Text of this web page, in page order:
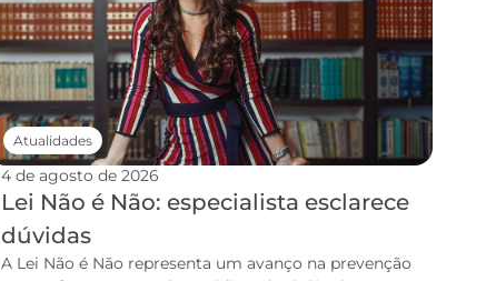
4 de agosto de 2026
Lei Não é Não: especialista esclarece
dúvidas
A Lei Não é Não representa um avanço na prevenção
Atualidades